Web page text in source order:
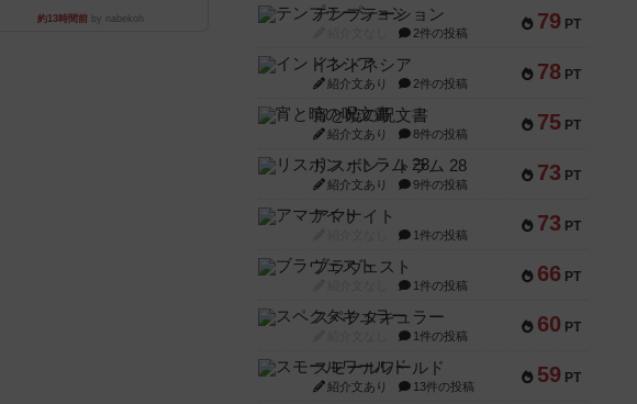
約13時間前by nabekoh 79 PT
テンプテーション
2件の投稿
78 PT
インドネシア
紹介文あり 2件の投稿
75 PT
宵と暁の呪文書
紹介文あり 8件の投稿
73 PT
リスボン・トラム 28
紹介文あり 9件の投稿
73 PT
アマナイト
1件の投稿
66 PT
ブラヴェスト
1件の投稿
60 PT
スペクタキュラー
1件の投稿
59 PT
スモールワールド
紹介文あり 13件の投稿